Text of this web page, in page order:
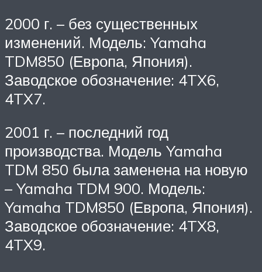
2000 г. – без существенных
изменений. Модель: Yamaha
TDM850 (Европа, Япония).
Заводское обозначение: 4TX6,
4TX7.
2001 г. – последний год
производства. Модель Yamaha
TDM 850 была заменена на новую
– Yamaha TDM 900. Модель:
Yamaha TDM850 (Европа, Япония).
Заводское обозначение: 4TX8,
4TX9.